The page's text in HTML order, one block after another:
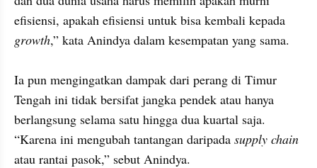
growth,” kata Anindya dalam kesempatan yang sama.
Ia pun mengingatkan dampak dari perang di Timur
Tengah ini tidak bersifat jangka pendek atau hanya
berlangsung selama satu hingga dua kuartal saja.
“Karena ini mengubah tantangan daripada supply chain
atau rantai pasok,” sebut Anindya.